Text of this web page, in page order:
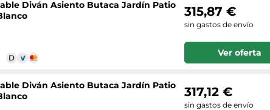
Diván Asiento Butaca Jardín Patio
315,87 €
sin gastos de envío
Ver oferta
Diván Asiento Butaca Jardín Patio
317,12 €
sin gastos de envío